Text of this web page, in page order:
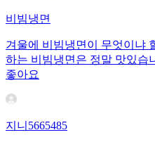
비빔냉면
겨울에 비빔냉면이 무엇이냐
하는 비빔냉면은 정말 맛있습
좋아요
지니5665485